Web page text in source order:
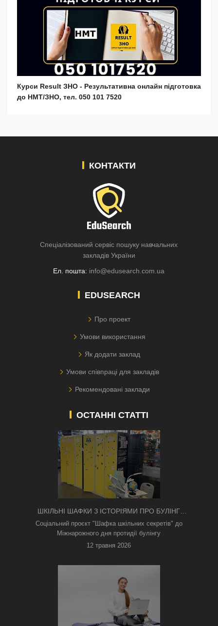
Курси Result ЗНО - Результативна онлайн підготовка
до НМТ/ЗНО, тел. 050 101 7520
КОНТАКТИ
Спеціалізований сервіс пошуку навчальних
закладів України
Ел. пошта: info@edusearch.com.ua
EDUSEARCH
Про проект
Умови використання
Як додати заклад
Умови співпраці для закладів
Рекомендовані заклади
ОСТАННІ СТАТТІ
ШКІЛЬНІ ШАФКИ З ІСТОРІЯМИ ПРО БУЛІНГ
З'ЯВИЛИСЯ В КИЄВІ
Соціальний проєкт "Шафка шкільних секретів" до
Міжнарожного дня протидії булінгу
12 травня 2026